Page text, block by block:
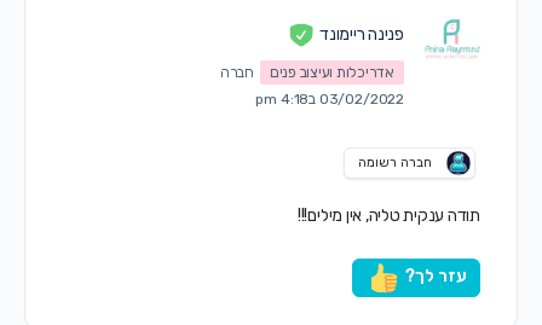
פנינה ריימונד
אדריכלות ועיצוב פנים
חברה
03/02/2022 ב4:18 pm
חברה רשומה
תודה ענקית טליה, אין מילים!!!
עזר לך?